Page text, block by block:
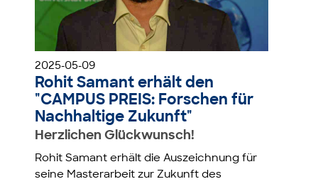
2025-05-09
Rohit Samant erhält den
"CAMPUS PREIS: Forschen für
Nachhaltige Zukunft"
Herzlichen Glückwunsch!
Rohit Samant erhält die Auszeichnung für
seine Masterarbeit zur Zukunft des